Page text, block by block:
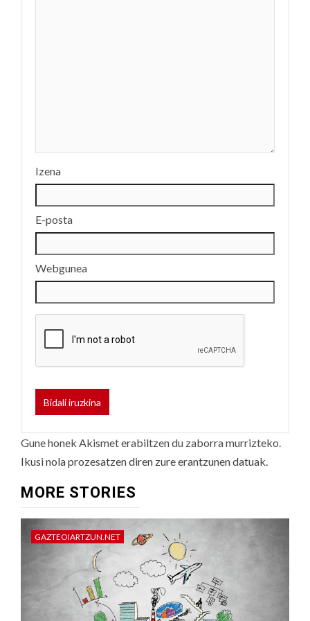
Izena
E-posta
Webgunea
Gune honek Akismet erabiltzen du zaborra murrizteko.
Ikusi nola prozesatzen diren zure erantzunen datuak.
MORE STORIES
GAZTEOIARTZUN.NET